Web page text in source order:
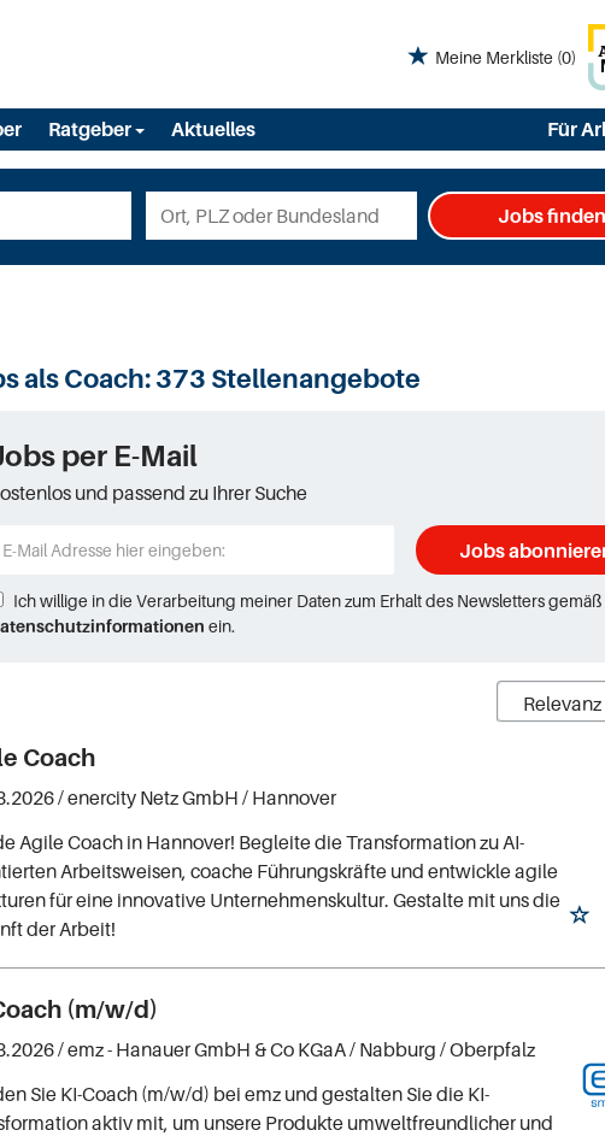
Meine Merkliste (0)
Ratgeber Aktuelles Für
Jobs finden
als Coach:373 Stellenangebote
per E-Mail
und passend zu Ihrer Suche
Jobs
Ich willige in die Verarbeitung meiner Daten zum Erhalt des Newsletters
ein.
Coach
/enercity Netz GmbH / Hannover
Agile Coach in Hannover! Begleite die Transformation zu AI-
Arbeitsweisen, coache Führungskräfte und entwickle agile
für eine innovative Unternehmenskultur. Gestalte mit uns die
der Arbeit!
(m/w/d)
/emz - Hanauer GmbH & Co KGaA/ Nabburg / Oberpfalz
Sie KI-Coach (m/w/d) bei emz und gestalten Sie die KI-
aktiv mit, um unsere Produkte umweltfreundlicher und